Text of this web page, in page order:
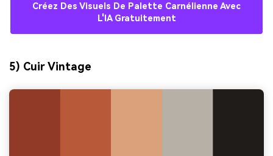
Créez Des Visuels De Palette Carnélienne Avec
L'IA Gratuitement
5) Cuir Vintage